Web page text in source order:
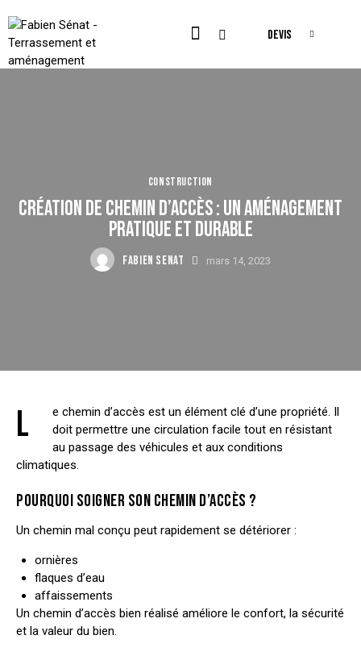
DEVIS
CONSTRUCTION
CRÉATION DE CHEMIN D’ACCÈS : UN AMÉNAGEMENT
PRATIQUE ET DURABLE
FABIEN SENAT mars 14, 2023
L
e chemin d’accès est un élément clé d’une propriété. Il
doit permettre une circulation facile tout en résistant
au passage des véhicules et aux conditions
climatiques.
POURQUOI SOIGNER SON CHEMIN D’ACCÈS ?
Un chemin mal conçu peut rapidement se détériorer :
ornières
flaques d’eau
affaissements
Un chemin d’accès bien réalisé améliore le confort, la sécurité
et la valeur du bien.